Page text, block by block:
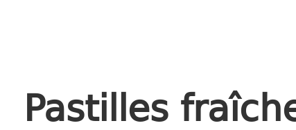
Pastilles